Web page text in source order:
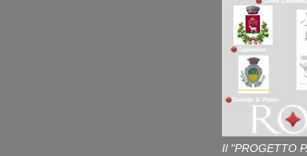
Il "PROGETTO